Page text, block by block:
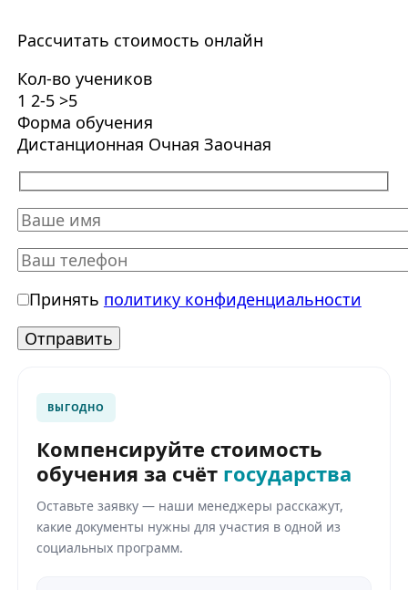
Рассчитать стоимость онлайн
Кол-во учеников
1 2-5 >5
Форма обучения
Дистанционная Очная Заочная
Принять политику конфиденциальности
ВЫГОДНО
Компенсируйте стоимость
обучения за счёт государства
Оставьте заявку — наши менеджеры расскажут,
какие документы нужны для участия в одной из
социальных программ.